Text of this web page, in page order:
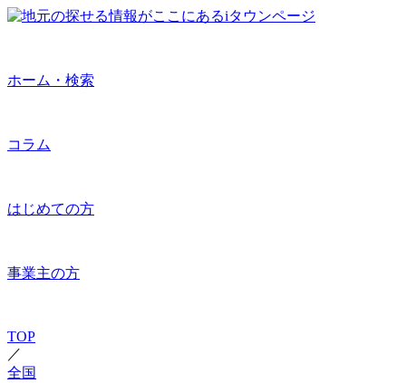
ホーム・検索
コラム
はじめての方
事業主の方
TOP
／
全国